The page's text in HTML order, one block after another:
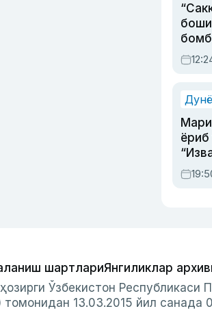
Дунё
ёриб
шартлариЯнгиликлар
Ўзбекистон Республикаси
13.03.2015 йил санада